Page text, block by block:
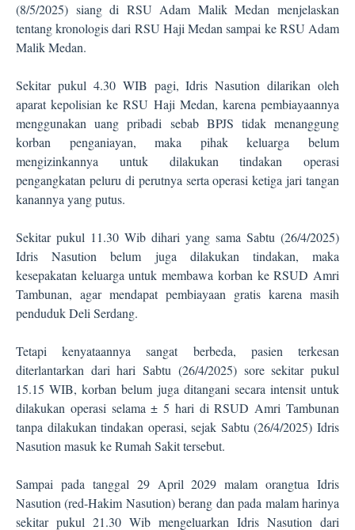
(8/5/2025) siang di RSU Adam Malik Medan menjelaskan
tentang kronologis dari RSU Haji Medan sampai ke RSU Adam
Malik Medan.
Sekitar pukul 4.30 WIB pagi, Idris Nasution dilarikan oleh
aparat kepolisian ke RSU Haji Medan, karena pembiayaannya
menggunakan uang pribadi sebab BPJS tidak menanggung
korban penganiayan, maka pihak keluarga belum
mengizinkannya untuk dilakukan tindakan operasi
pengangkatan peluru di perutnya serta operasi ketiga jari tangan
kanannya yang putus.
Sekitar pukul 11.30 Wib dihari yang sama Sabtu (26/4/2025)
Idris Nasution belum juga dilakukan tindakan, maka
kesepakatan keluarga untuk membawa korban ke RSUD Amri
Tambunan, agar mendapat pembiayaan gratis karena masih
penduduk Deli Serdang.
Tetapi kenyataannya sangat berbeda, pasien terkesan
diterlantarkan dari hari Sabtu (26/4/2025) sore sekitar pukul
15.15 WIB, korban belum juga ditangani secara intensit untuk
dilakukan operasi selama ± 5 hari di RSUD Amri Tambunan
tanpa dilakukan tindakan operasi, sejak Sabtu (26/4/2025) Idris
Nasution masuk ke Rumah Sakit tersebut.
Sampai pada tanggal 29 April 2029 malam orangtua Idris
Nasution (red-Hakim Nasution) berang dan pada malam harinya
sekitar pukul 21.30 Wib mengeluarkan Idris Nasution dari